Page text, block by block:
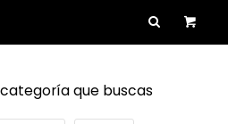
que buscas